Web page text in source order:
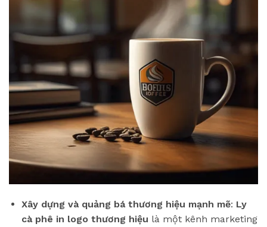
Xây dựng và quảng bá thương hiệu mạnh mẽ: Ly
cà phê in logo thương hiệu là một kênh marketing